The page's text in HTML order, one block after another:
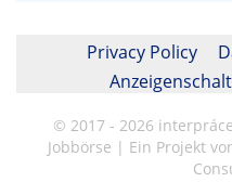
Privacy Policy
© 2017 - 2026
Jobbörse | Ein Projekt